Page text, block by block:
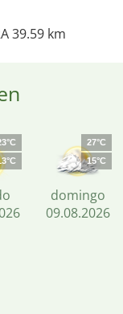
39.59 km
27°C
15°C
domingo
09.08.2026